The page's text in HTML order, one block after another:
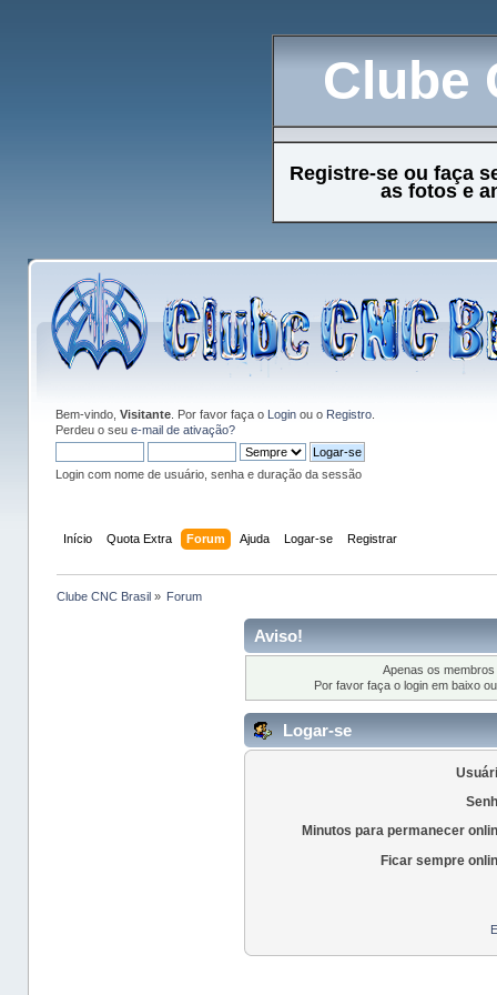
Clube
Registre-se ou faça
as fotos e
Bem-vindo, Visitante. Por favor faça o Loginou o Registro.
Perdeu o seu e-mail de ativação?
Login com nome de usuário, senha e duração da sessão
Início Quota Extra Forum Ajuda Logar-se Registrar
Clube CNC Brasil» Forum
Aviso!
Apenas os
Por favor faça o login em baixo
Logar-se
Minutos para permanecer
Ficar sempre